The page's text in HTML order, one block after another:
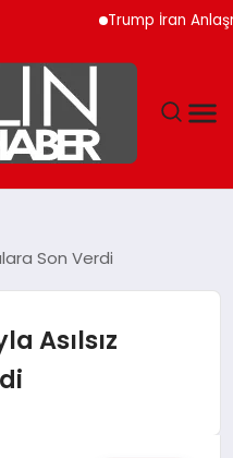
Trump İran
Son Verdi
Asılsız